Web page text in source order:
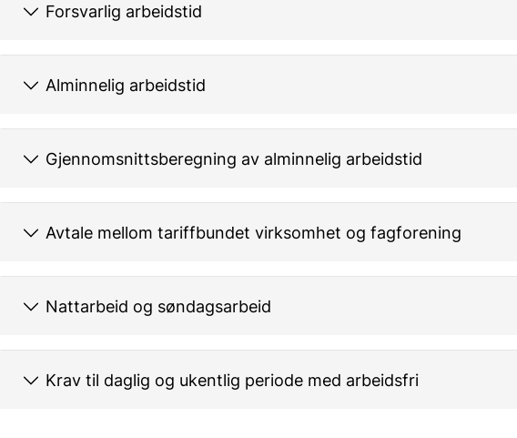
Forsvarlig arbeidstid
Alminnelig arbeidstid
Gjennomsnittsberegning av alminnelig arbeidstid
Avtale mellom tariffbundet virksomhet og fagforening
Nattarbeid og søndagsarbeid
Krav til daglig og ukentlig periode med arbeidsfri